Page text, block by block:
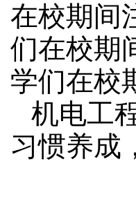
在校期间
们在校期
学们在校
机电工
习惯养成